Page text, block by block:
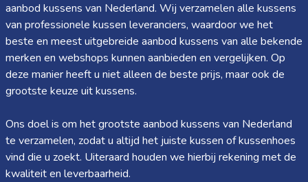
aanbod kussens van Nederland. Wij verzamelen alle kussens
van professionele kussen leveranciers, waardoor we het
beste en meest uitgebreide aanbod kussens van alle bekende
merken en webshops kunnen aanbieden en vergelijken. Op
deze manier heeft u niet alleen de beste prijs, maar ook de
grootste keuze uit kussens.
Ons doel is om het grootste aanbod kussens van Nederland
te verzamelen, zodat u altijd het juiste kussen of kussenhoes
vind die u zoekt. Uiteraard houden we hierbij rekening met de
kwaliteit en leverbaarheid.